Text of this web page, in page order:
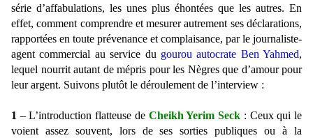
série d’affabulations, les unes plus éhontées que les autres. En
effet, comment comprendre et mesurer autrement ses déclarations,
rapportées en toute prévenance et complaisance, par le journaliste-
agent commercial au service du gourou autocrate Ben Yahmed,
lequel nourrit autant de mépris pour les Nègres que d’amour pour
leur argent. Suivons plutôt le déroulement de l’interview :
1 – L’introduction flatteuse de Cheikh Yerim Seck : Ceux qui le
voient assez souvent, lors de ses sorties publiques ou à la